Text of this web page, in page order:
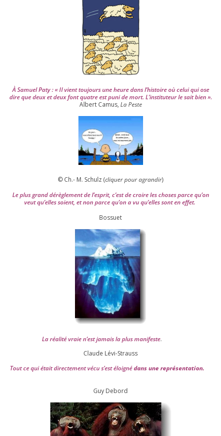
À Samuel Paty : « Il vient tou­jours une heure dans l’his­toire où celui qui ose
dire que deux et deux font quatre est puni de mort. L’instituteur le sait bien ».
Albert Camus, La Peste
© Ch.- M. Schulz (cli­quer pour agran­dir)
Le plus grand dérè­gle­ment de l’es­prit, c’est de croire les choses parce qu’on
veut qu’elles soient, et non parce qu’on a vu qu’elles sont en effet.
Bossuet
La réa­lité vraie n’est jamais la plus mani­feste.
Claude Lévi-Strauss
Tout ce qui était direc­te­ment vécu s’est éloi­gnédans une repré­sen­ta­tion.
Guy Debord